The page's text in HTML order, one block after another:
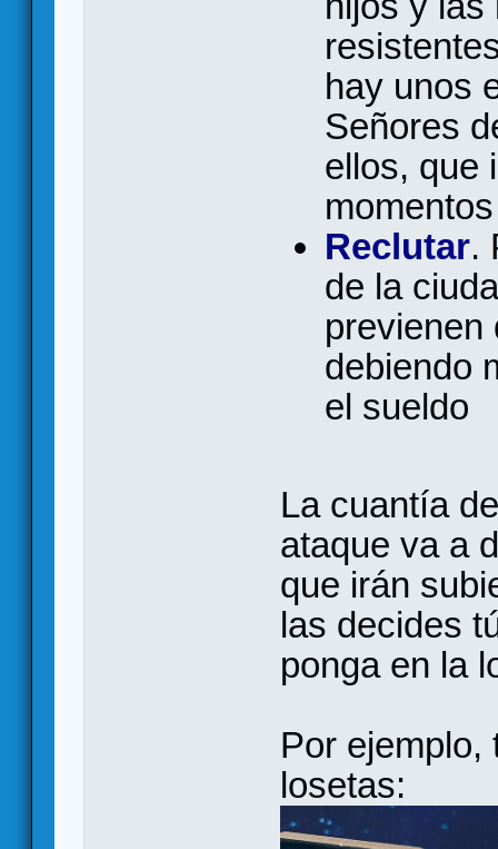
hay unos
Señores
ellos, que
momentos
Reclutar.
de la
previenen
debiendo
el sueldo
La cuantía
ataque va a
que irán
las decides
ponga en la
Por ejemplo,
losetas: